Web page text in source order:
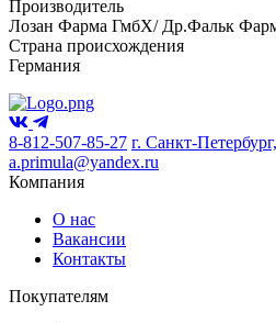
Производитель
Лозан Фарма ГмбХ/ Др.Фальк
Страна происхождения
Германия
8-812-507-85-27 г. Санкт-
a.primula@yandex.ru
Компания
О нас
Вакансии
Контакты
Покупателям